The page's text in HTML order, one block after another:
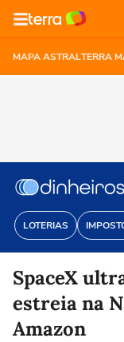
MAPA ASTRALTERRA
LOTERIAS
SpaceX
estreia na
Amazon